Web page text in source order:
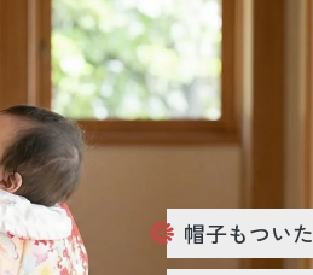
ジュニア洋装レ
ンタル
スーツレンタル
帽子もつい